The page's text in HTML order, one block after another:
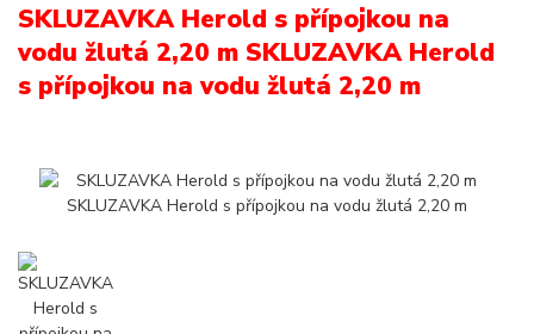
SKLUZAVKA Herold s přípojkou na
vodu žlutá 2,20 m SKLUZAVKA Herold
s přípojkou na vodu žlutá 2,20 m